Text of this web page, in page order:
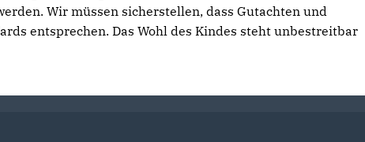
Wir müssen sicherstellen, dass Gutachten und
entsprechen. Das Wohl des Kindes steht unbestreitbar